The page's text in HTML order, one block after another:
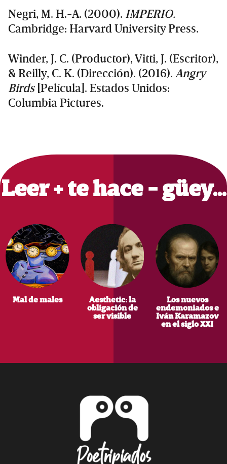
Negri, M. H.-A. (2000). IMPERIO.
Cambridge: Harvard University Press.
Winder, J. C. (Productor), Vitti, J. (Escritor),
& Reilly, C. K. (Dirección). (2016). Angry
Birds [Película]. Estados Unidos:
Columbia Pictures.
Primary
Sidebar
Leer + te hace - güey…
Mal de males
Aesthetic: la
obligación de
ser visible
Los nuevos
endemoniados e
Iván Karamazov
en el siglo XXI